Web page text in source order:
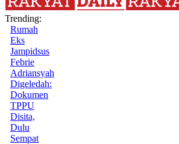
Trending:
Rumah
Eks
Jampidsus
Febrie
Adriansyah
Digeledah:
Dokumen
TPPU
Disita,
Dulu
Sempat